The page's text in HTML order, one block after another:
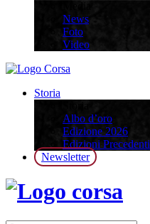
News
Foto
Video
Storia
Albo d’oro
Edizione 2026
Edizioni Precedenti
Newsletter